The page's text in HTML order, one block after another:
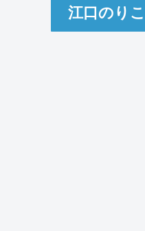
江口のり